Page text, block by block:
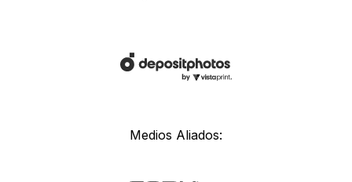
Medios Aliados: